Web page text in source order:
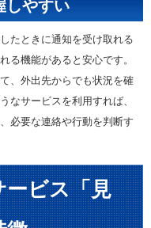
しやすい
たときに通知を受け取れる
る機能があると安心です。
、外出先からでも状況を確
なサービスを利用すれば、
必要な連絡や行動を判断す
ービス「見